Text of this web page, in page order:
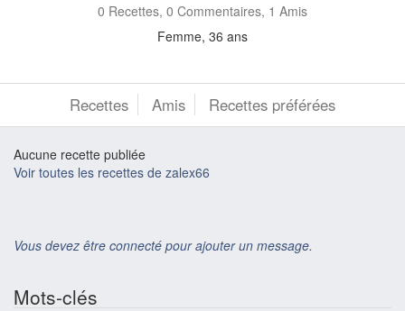
0 Recettes, 0 Commentaires, 1 Amis
Femme, 36 ans
Recettes Amis Recettes préférées
Aucune recette publiée
Voir toutes les recettes de zalex66
Vous devez être connecté pour ajouter un message.
Mots-clés